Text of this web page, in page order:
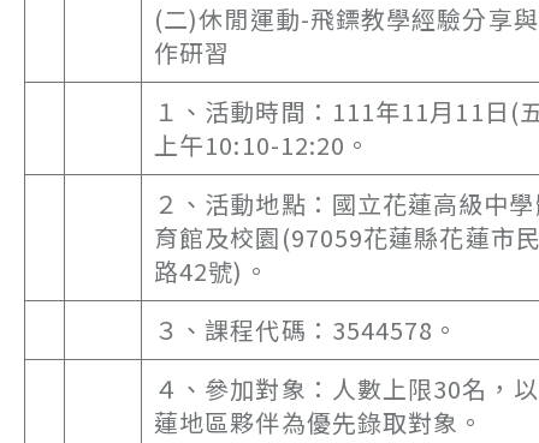
(二)休閒運動-飛鏢教學經驗分享
作研習
１、活動時間：111年11月11日(
上午10:10-12:20。
２、活動地點：國立花蓮高級中
育館及校園(97059花蓮縣花蓮市
路42號)。
３、課程代碼：3544578。
４、參加對象：人數上限30名，
蓮地區夥伴為優先錄取對象。